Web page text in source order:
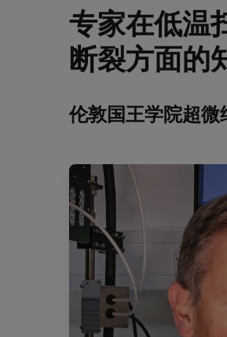
专家在低温
断裂方面的
伦敦国王学院超微